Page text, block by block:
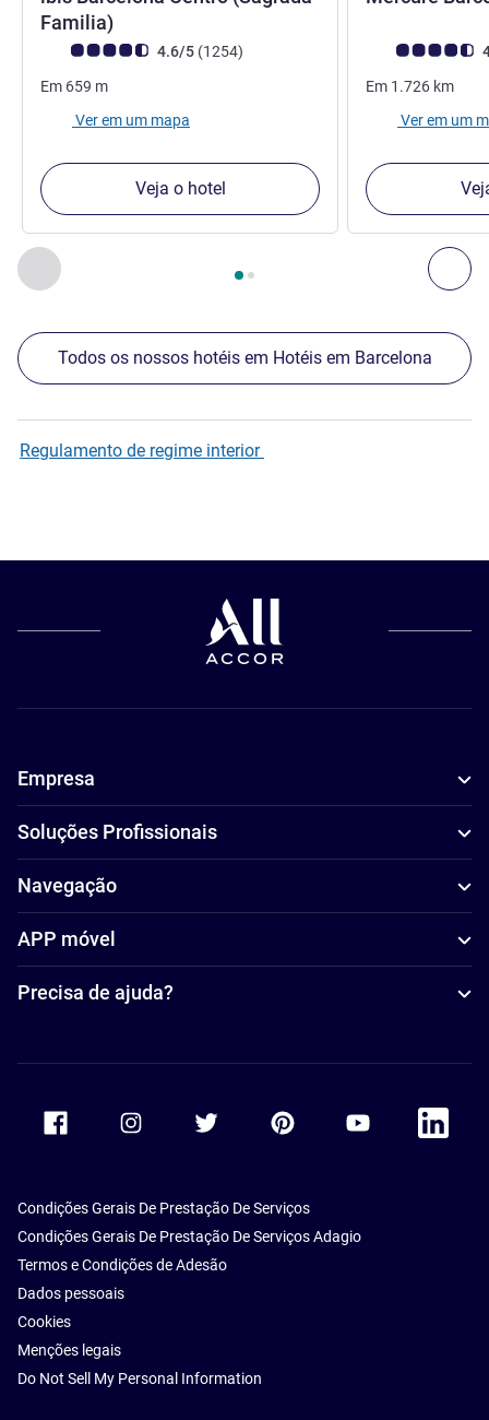
Anterior - Os nossos outros estabelecimentos nas
Página , Os nossos outros estabelecimentos nas
Familia)
Nota clientes Avis (Classificação ALL)
4.6/5 (1254comentários
)
Em 659 m
Ver em um mapa
Veja o hotel
Nota clientes
Em 1.726 km
Ver em um
Todos os nossos hotéis em Hotéis em Barcelona
Regulamento de regime interior
Empresa
Soluções Profissionais
Navegação
APP móvel
Precisa de ajuda?
Accor Facebook Accor TwitterAccor PinterestAccor Youtube
Accor
Condições Gerais De Prestação De Serviços
Condições Gerais De Prestação De Serviços Adagio
Termos e Condições de Adesão
Dados pessoais
Cookies
Menções legais
Do Not Sell My Personal Information